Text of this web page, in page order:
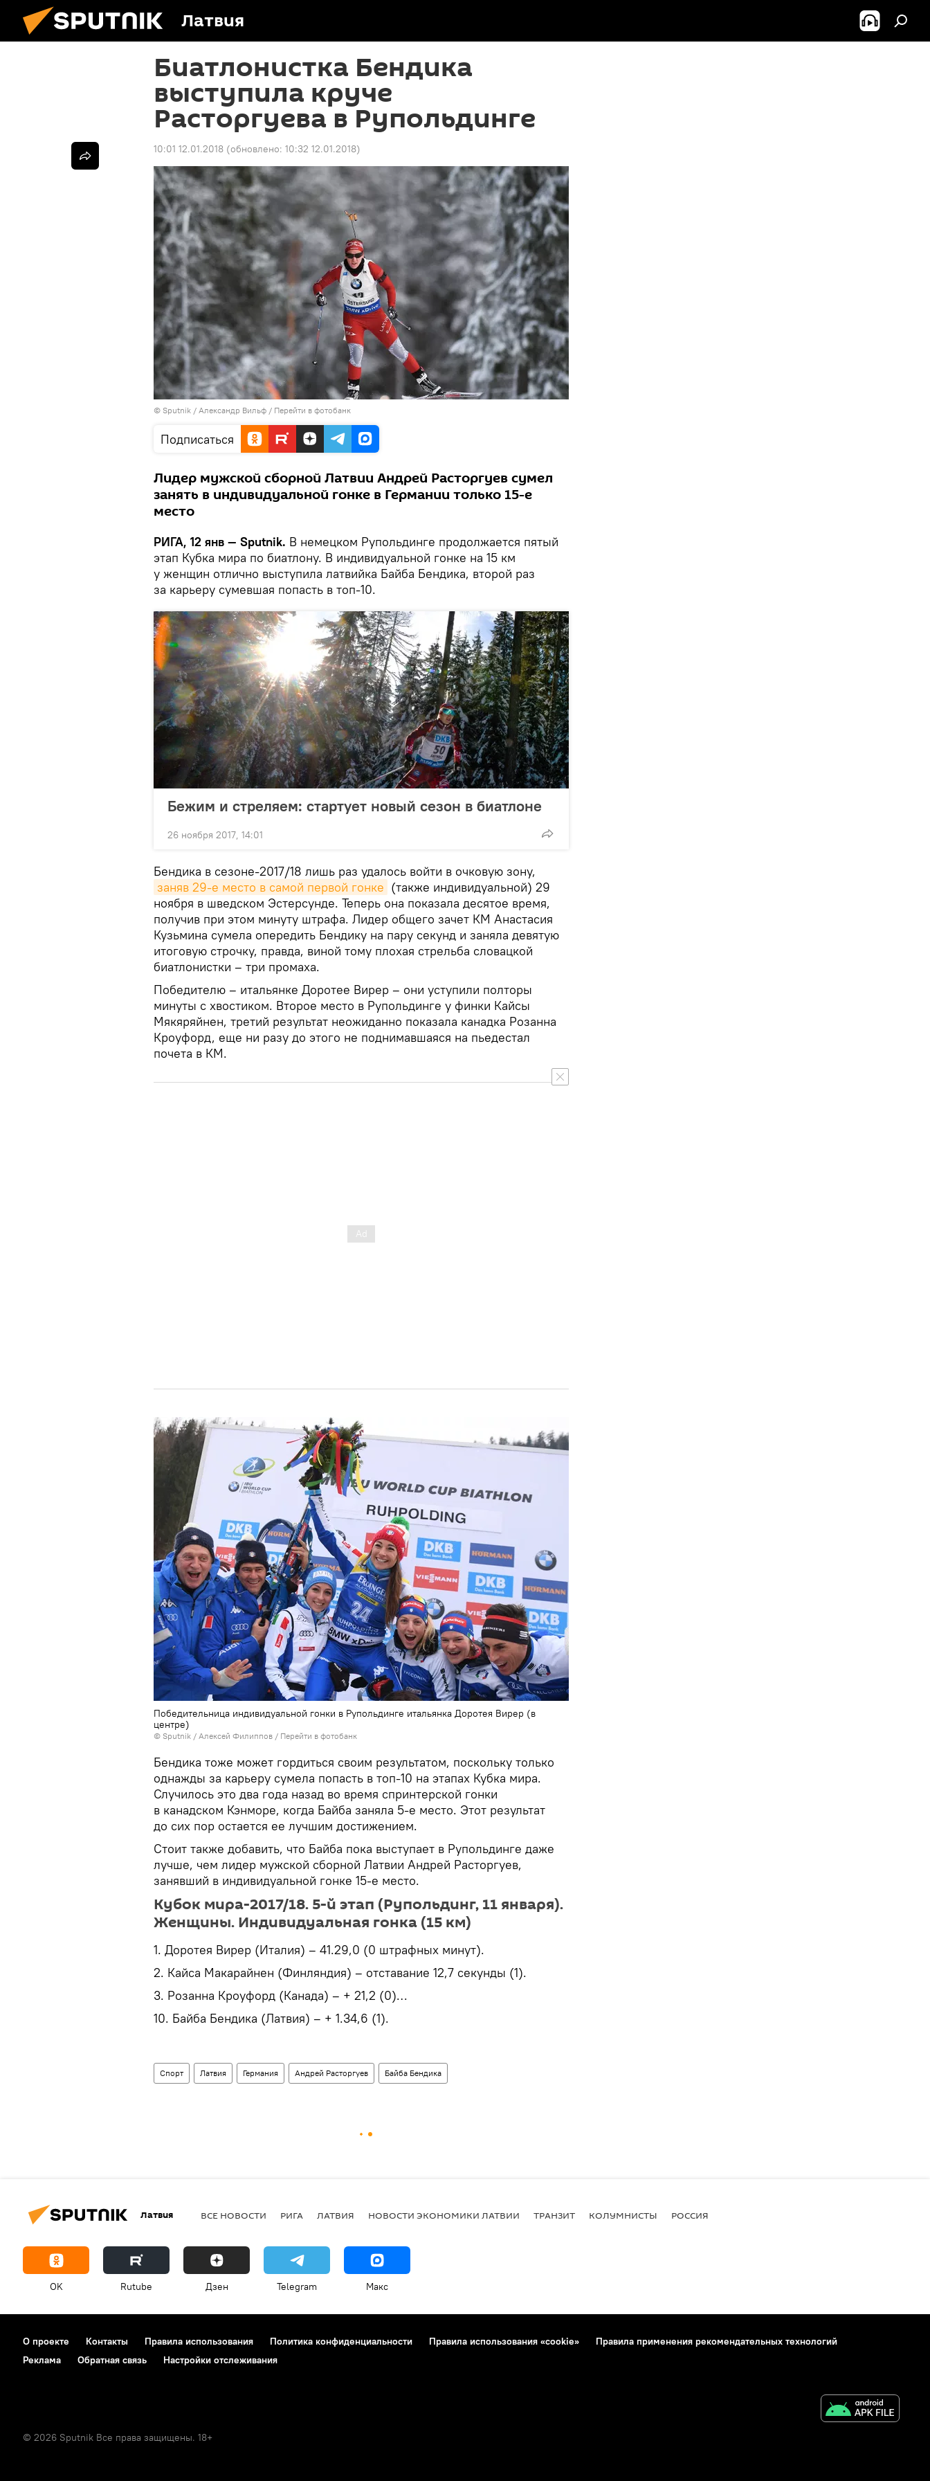
Латвия
Биатлонистка Бендика
выступила круче
Расторгуева в Рупольдинге
10:01 12.01.2018 (обновлено: 10:32 12.01.2018)
© Sputnik / Александр Вильф / Перейти в фотобанк
Подписаться
Лидер мужской сборной Латвии Андрей Расторгуев сумел
занять в индивидуальной гонке в Германии только 15-е
место
РИГА, 12 янв — Sputnik. В немецком Рупольдинге продолжается пятый
этап Кубка мира по биатлону. В индивидуальной гонке на 15 км
у женщин отлично выступила латвийка Байба Бендика, второй раз
за карьеру сумевшая попасть в топ-10.
Бежим и стреляем: стартует новый сезон в биатлоне
26 ноября 2017, 14:01
Бендика в сезоне-2017/18 лишь раз удалось войти в очковую зону,
заняв 29-е место в самой первой гонке (также индивидуальной) 29
ноября в шведском Эстерсунде. Теперь она показала десятое время,
получив при этом минуту штрафа. Лидер общего зачет КМ Анастасия
Кузьмина сумела опередить Бендику на пару секунд и заняла девятую
итоговую строчку, правда, виной тому плохая стрельба словацкой
биатлонистки – три промаха.
Победителю – итальянке Доротее Вирер – они уступили полторы
минуты с хвостиком. Второе место в Рупольдинге у финки Кайсы
Мякяряйнен, третий результат неожиданно показала канадка Розанна
Кроуфорд, еще ни разу до этого не поднимавшаяся на пьедестал
почета в КМ.
Победительница индивидуальной гонки в Рупольдинге итальянка Доротея Вирер (в
центре)
© Sputnik / Алексей Филиппов / Перейти в фотобанк
Бендика тоже может гордиться своим результатом, поскольку только
однажды за карьеру сумела попасть в топ-10 на этапах Кубка мира.
Случилось это два года назад во время спринтерской гонки
в канадском Кэнморе, когда Байба заняла 5-е место. Этот результат
до сих пор остается ее лучшим достижением.
Стоит также добавить, что Байба пока выступает в Рупольдинге даже
лучше, чем лидер мужской сборной Латвии Андрей Расторгуев,
занявший в индивидуальной гонке 15-е место.
Кубок мира-2017/18. 5-й этап (Рупольдинг, 11 января).
Женщины. Индивидуальная гонка (15 км)
1. Доротея Вирер (Италия) – 41.29,0 (0 штрафных минут).
2. Кайса Макарайнен (Финляндия) – отставание 12,7 секунды (1).
3. Розанна Кроуфорд (Канада) – + 21,2 (0)…
10. Байба Бендика (Латвия) – + 1.34,6 (1).
Спорт Латвия Германия Андрей Расторгуев Байба Бендика
Латвия ВСЕ НОВОСТИ РИГА ЛАТВИЯ НОВОСТИ ЭКОНОМИКИ ЛАТВИИ ТРАНЗИТ КОЛУМНИСТЫ РОССИЯ
OK Rutube Дзен Telegram Макс
О проекте Контакты Правила использования Политика конфиденциальности Правила использования «cookie»
Правила применения рекомендательных технологий
Реклама
Обратная связь Настройки отслеживания
© 2026 Sputnik Все права защищены. 18+